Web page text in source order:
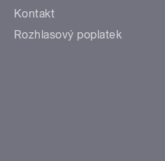
Kontakt
Rozhlasový poplatek